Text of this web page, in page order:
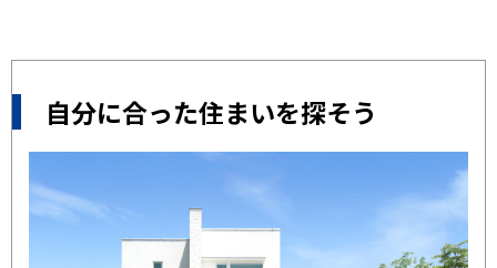
自分に合った住まいを探そう